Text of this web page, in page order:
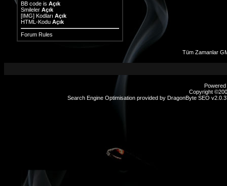
BB code is Açık
Smileler Açık
[IMG] Kodları Açık
HTML-Kodu Açık
Forum Rules
Tüm Zamanlar
Copyright
Search Engine Optimisation provided by DragonByte SEO